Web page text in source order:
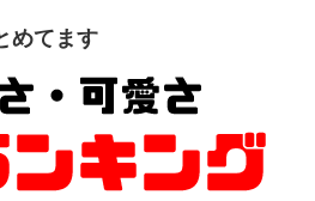
めてます